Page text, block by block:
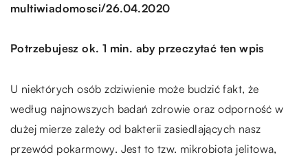
multiwiadomosci/26.04.2020
Potrzebujesz ok. 1 min. aby przeczytać ten wpis
U niektórych osób zdziwienie może budzić fakt, że
według najnowszych badań zdrowie oraz odporność w
dużej mierze zależy od bakterii zasiedlających nasz
przewód pokarmowy. Jest to tzw. mikrobiota jelitowa,